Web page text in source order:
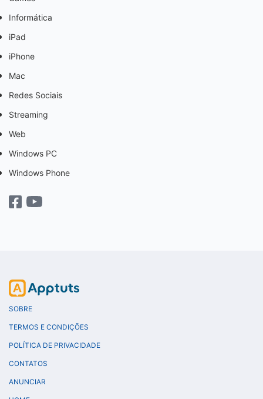
Informática
iPad
iPhone
Mac
Redes Sociais
Streaming
Web
Windows PC
Windows Phone
SOBRE
TERMOS E CONDIÇÕES
POLÍTICA DE PRIVACIDADE
CONTATOS
ANUNCIAR